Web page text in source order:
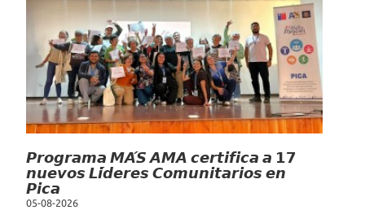
𝙋𝙧𝙤𝙜𝙧𝙖𝙢𝙖 𝙈𝘼́𝙎 𝘼𝙈𝘼 𝙘𝙚𝙧𝙩𝙞𝙛𝙞𝙘𝙖 𝙖 𝟭𝟳
𝙣𝙪𝙚𝙫𝙤𝙨 𝙇𝙞́𝙙𝙚𝙧𝙚𝙨 𝘾𝙤𝙢𝙪𝙣𝙞𝙩𝙖𝙧𝙞𝙤𝙨 𝙚𝙣
𝙋𝙞𝙘𝙖
05-08-2026